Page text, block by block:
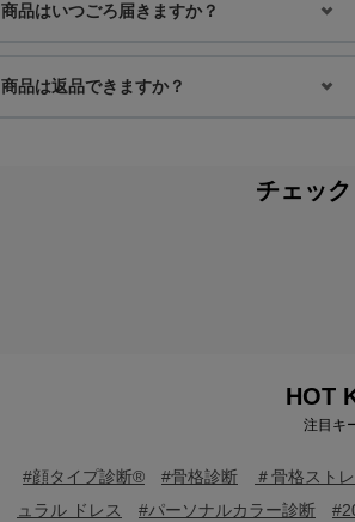
商品はいつごろ届きますか？
商品は返品できますか？
チェッ
HOT
注目キ
#顔タイプ診断® #骨格診断 ＃骨格スト
ュラル ドレス
#パーソナルカラー診断